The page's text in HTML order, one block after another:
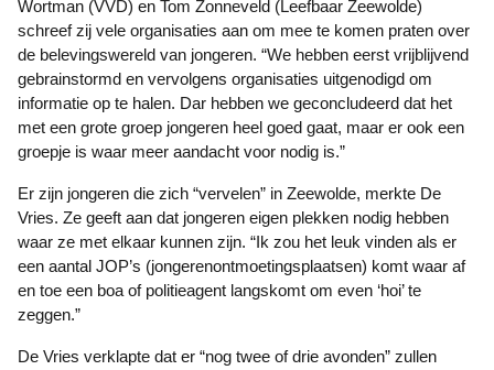
Wortman (VVD) en Tom Zonneveld (Leefbaar Zeewolde)
schreef zij vele organisaties aan om mee te komen praten over
de belevingswereld van jongeren. “We hebben eerst vrijblijvend
gebrainstormd en vervolgens organisaties uitgenodigd om
informatie op te halen. Dar hebben we geconcludeerd dat het
met een grote groep jongeren heel goed gaat, maar er ook een
groepje is waar meer aandacht voor nodig is.”
Er zijn jongeren die zich “vervelen” in Zeewolde, merkte De
Vries. Ze geeft aan dat jongeren eigen plekken nodig hebben
waar ze met elkaar kunnen zijn. “Ik zou het leuk vinden als er
een aantal JOP’s (jongerenontmoetingsplaatsen) komt waar af
en toe een boa of politieagent langskomt om even ‘hoi’ te
zeggen.”
De Vries verklapte dat er “nog twee of drie avonden” zullen